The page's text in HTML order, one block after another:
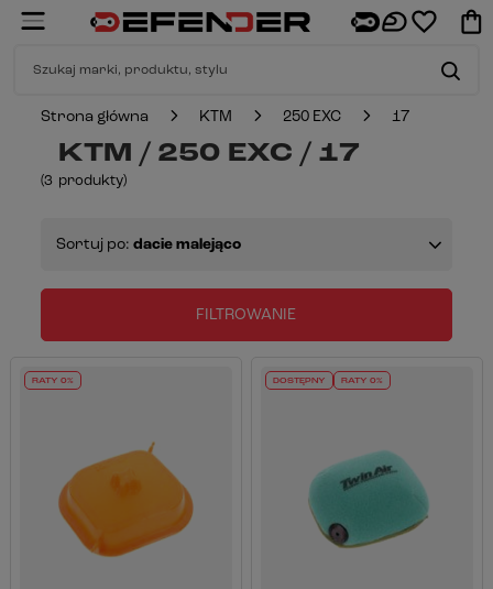
Strona główna KTM 250 EXC 17
KTM / 250 EXC / 17
(3 produkty)
Sortuj po: dacie malejąco
FILTROWANIE
RATY 0% DOSTĘPNY RATY 0%